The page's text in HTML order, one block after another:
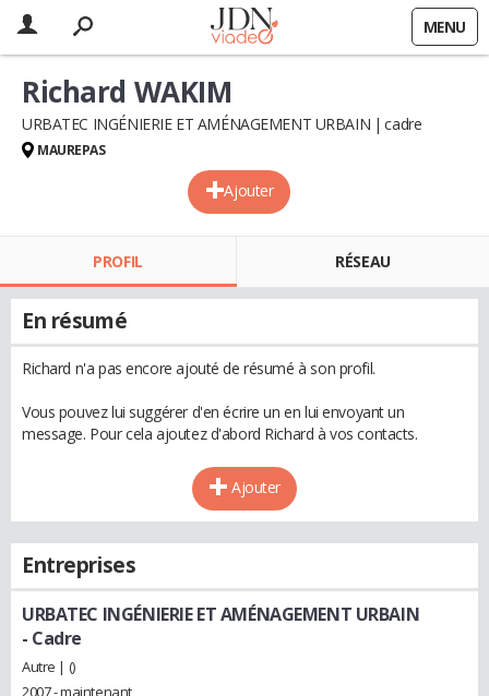
MENU
Ajouter
Richard WAKIM
URBATEC INGÉNIERIE ET AMÉNAGEMENT URBAIN cadre
MAUREPAS
PROFIL RÉSEAU
En résumé
Richard n'a pas encore ajouté de résumé à son profil.
Vous pouvez lui suggérer d'en écrire un en lui envoyant un
message. Pour cela ajoutez d'abord Richard à vos contacts.
Ajouter
Entreprises
URBATEC INGÉNIERIE ET AMÉNAGEMENT URBAIN
- Cadre
Autre | ()
2007 - maintenant